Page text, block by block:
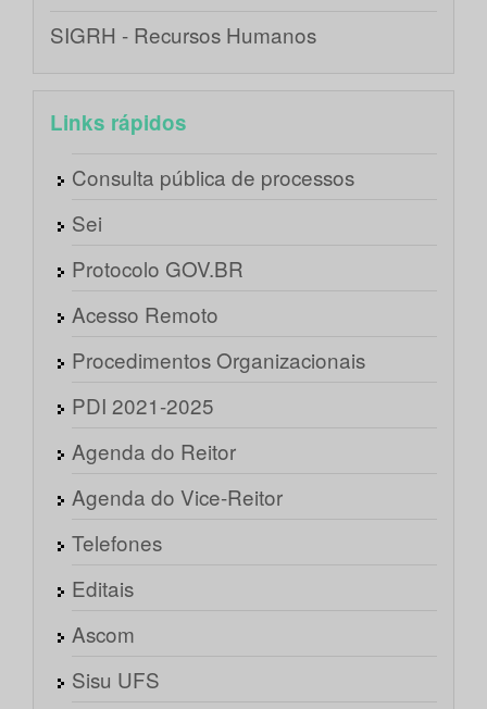
SIGRH - Recursos Humanos
Links rápidos
Consulta pública de processos
Sei
Protocolo GOV.BR
Acesso Remoto
Procedimentos Organizacionais
PDI 2021-2025
Agenda do Reitor
Agenda do Vice-Reitor
Telefones
Editais
Ascom
Sisu UFS